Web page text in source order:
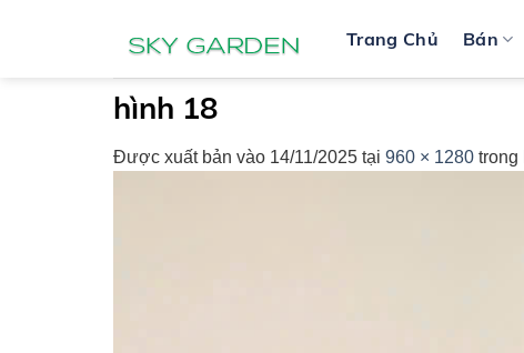
Trang Chủ Bán
hình 18
Được xuất bản vào 14/11/2025 tại 960 × 1280 trong